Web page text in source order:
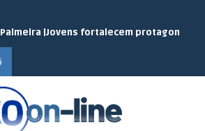
|Jovens fortalecem protagonismo no